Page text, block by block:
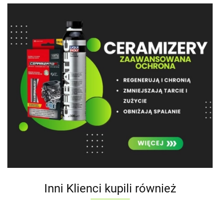
Inni Klienci kupili również